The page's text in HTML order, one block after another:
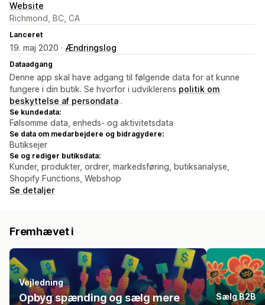
Website
Richmond, BC, CA
Lanceret
19. maj 2020 · Ændringslog
Dataadgang
Denne app skal have adgang til følgende data for at kunne
fungere i din butik. Se hvorfor i udviklerens politik om
beskyttelse af persondata .
Se kundedata:
Følsomme data, enheds- og aktivitetsdata
Se data om medarbejdere og bidragydere:
Butiksejer
Se og rediger butiksdata:
Kunder, produkter, ordrer, markedsføring, butiksanalyse,
Shopify Functions, Webshop
Se detaljer
Fremhævet i
Vejledning
Opbyg spænding og sælg mere
Sælg B2B